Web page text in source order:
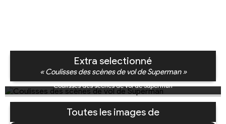
Extra selectionné
« Coulisses des scènes de vol de Superman »
Coulisses des scènes de vol de Superman
Toutes les images de